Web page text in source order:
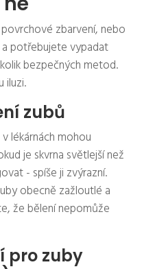
zbarvení, nebo
potřebujete vypadat
bezpečných metod.
iluzi.
zubů
lékárnách mohou
je skvrna světlejší než
- spíše ji zvýrazní.
obecně zažloutlé a
že bělení nepomůže
pro zuby